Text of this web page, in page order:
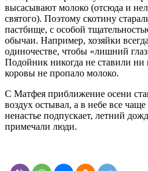
высасывают молоко (отсюда и
святого). Поэтому скотину
пастбище, с особой
обычаи. Например, хозяйки
одиночестве, чтобы «лишний
Подойник никогда не ставили ни
коровы не пропало молоко.
С Матфея приближение осени
воздух остывал, а в небе все
ненастье подпускает, летний
примечали люди.